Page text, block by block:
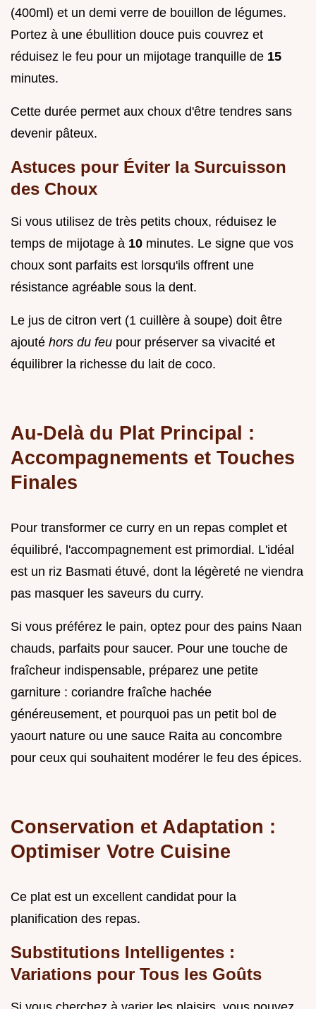
(400ml) et un demi verre de bouillon de légumes.
Portez à une ébullition douce puis couvrez et
réduisez le feu pour un mijotage tranquille de 15
minutes.
Cette durée permet aux choux d'être tendres sans
devenir pâteux.
Astuces pour Éviter la Surcuisson
des Choux
Si vous utilisez de très petits choux, réduisez le
temps de mijotage à 10 minutes. Le signe que vos
choux sont parfaits est lorsqu'ils offrent une
résistance agréable sous la dent.
Le jus de citron vert (1 cuillère à soupe) doit être
ajouté hors du feu pour préserver sa vivacité et
équilibrer la richesse du lait de coco.
Au-Delà du Plat Principal :
Accompagnements et Touches
Finales
Pour transformer ce curry en un repas complet et
équilibré, l'accompagnement est primordial. L'idéal
est un riz Basmati étuvé, dont la légèreté ne viendra
pas masquer les saveurs du curry.
Si vous préférez le pain, optez pour des pains Naan
chauds, parfaits pour saucer. Pour une touche de
fraîcheur indispensable, préparez une petite
garniture : coriandre fraîche hachée
généreusement, et pourquoi pas un petit bol de
yaourt nature ou une sauce Raita au concombre
pour ceux qui souhaitent modérer le feu des épices.
Conservation et Adaptation :
Optimiser Votre Cuisine
Ce plat est un excellent candidat pour la
planification des repas.
Substitutions Intelligentes :
Variations pour Tous les Goûts